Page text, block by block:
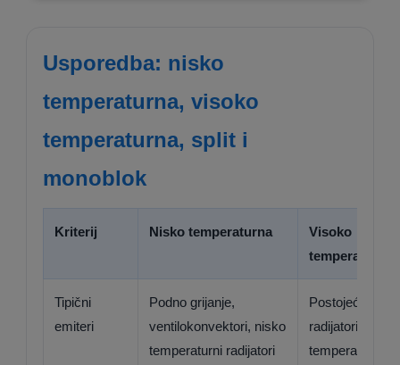
Usporedba: nisko
temperaturna, visoko
temperaturna, split i
monoblok
Kriterij Nisko temperaturna
Visoko
temperaturna
Tipični
emiteri
Podno grijanje,
ventilokonvektori, nisko
temperaturni radijatori
Postojeći
radijatori viših
temperaturnih